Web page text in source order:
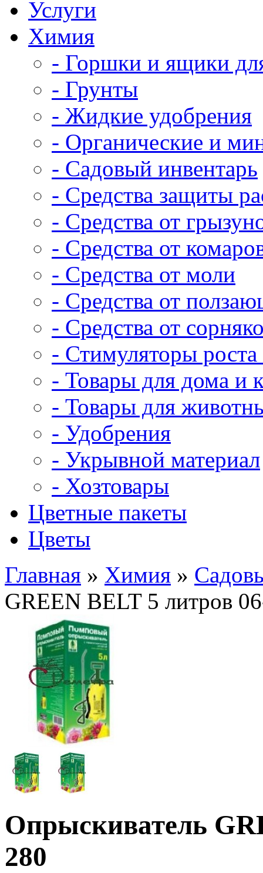
Услуги
Химия
- Горшки и ящики
- Грунты
- Жидкие удобрения
- Органические и
- Садовый инвентарь
- Средства защиты
- Средства от
- Средства от
- Средства от моли
- Средства от
- Средства от
- Стимуляторы роста
- Товары для дома и
- Товары для
- Удобрения
- Укрывной материал
- Хозтовары
Цветные пакеты
Цветы
Главная » Химия »
GREEN BELT 5 литров
Опрыскиватель
280